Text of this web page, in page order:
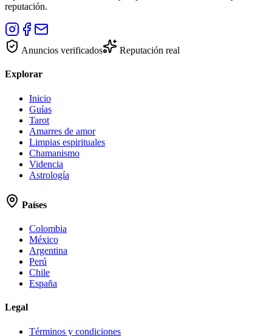
reputación.
Anuncios verificados Reputación real
Explorar
Inicio
Guías
Tarot
Amarres de amor
Limpias espirituales
Chamanismo
Videncia
Astrología
Países
Colombia
México
Argentina
Perú
Chile
España
Legal
Términos y condiciones